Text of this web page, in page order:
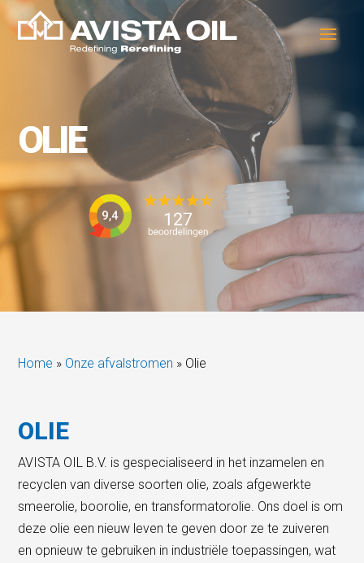
OLIE
Home » Onze afvalstromen » Olie
OLIE
AVISTA OIL B.V. is gespecialiseerd in het inzamelen en
recyclen van diverse soorten olie, zoals afgewerkte
smeerolie, boorolie, en transformatorolie. Ons doel is om
deze olie een nieuw leven te geven door ze te zuiveren
en opnieuw te gebruiken in industriële toepassingen, wat